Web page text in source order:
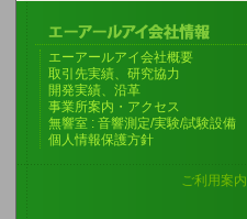
エーアールアイ会社概要
取引先実績、研究協力
開発実績、沿革
事業所案内・アクセス
無響室 : 音響測定/実験/試験設備
個人情報保護方針
ご利用案内